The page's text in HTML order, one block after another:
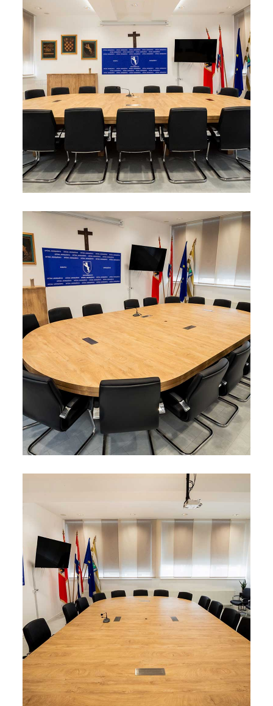
Pogledajte što je novo
u ponudi
AKCIJA! Pločasti
materijali
Alati i
pribor
Vrt i
okućnica
Zaštitna
odjeća
Rasvjeta Boje i
lakovi
Građevinski
materijali
VodomaterijalVrata i
dovratnici
Bijela
tehnika
Metalna
galanterija
ElektromaterijalVijčana
roba
Okovi
za
Bicikli